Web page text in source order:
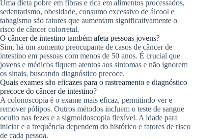
Uma dieta pobre em fibras e rica em alimentos processados,
sedentarismo, obesidade, consumo excessivo de álcool e
tabagismo são fatores que aumentam significativamente o
risco de câncer colorretal.
O câncer de intestino também afeta pessoas jovens?
Sim, há um aumento preocupante de casos de câncer de
intestino em pessoas com menos de 50 anos. É crucial que
jovens e médicos fiquem atentos aos sintomas e não ignorem
os sinais, buscando diagnóstico precoce.
Quais exames são eficazes para o rastreamento e diagnóstico
precoce do câncer de intestino?
A colonoscopia é o exame mais eficaz, permitindo ver e
remover pólipos. Outros métodos incluem o teste de sangue
oculto nas fezes e a sigmoidoscopia flexível. A idade para
iniciar e a frequência dependem do histórico e fatores de risco
de cada pessoa.